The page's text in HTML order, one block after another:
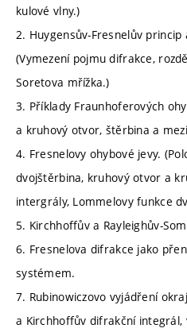
kulové vlny.)
2. Huygensův-Fresnelův
(Vymezení pojmu difrakce,
Soretova mřížka.)
3. Příklady Fraunhoferových
a kruhový otvor, štěrbina a
4. Fresnelovy ohybové jevy.
dvojštěrbina, kruhový otvor a
intergrály, Lommelovy funkce
5. Kirchhoffův a Rayleighův-
6. Fresnelova difrakce jako
systémem.
7. Rubinowiczovo vyjádření
a Kirchhoffův difrakční integrál,